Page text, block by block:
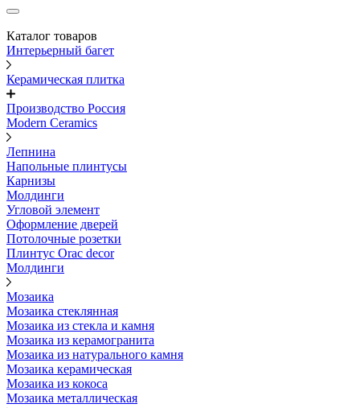
Каталог товаров
Интерьерный багет
Керамическая плитка
Производство Россия
Modern Ceramics
Лепнина
Напольные плинтусы
Карнизы
Молдинги
Угловой элемент
Оформление дверей
Потолочные розетки
Плинтус Orac decor
Молдинги
Мозаика
Мозаика стеклянная
Мозаика из стекла и камня
Мозаика из керамогранита
Мозаика из натурального камня
Мозаика керамическая
Мозаика из кокоса
Мозаика металлическая